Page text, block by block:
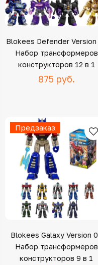
Blokees Defender Version
Набор трансформеров
конструкторов 12 в 1
875 руб.
Предзаказ
Blokees Galaxy Version
Набор трансформеров
конструкторов 9 в 1